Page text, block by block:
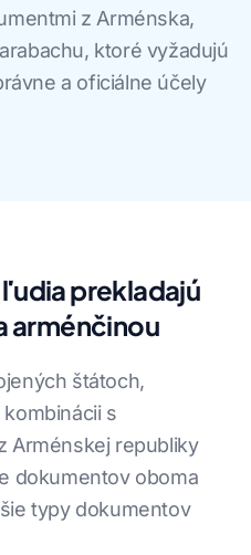
z Arménska,
ktoré vyžadujú
a oficiálne účely
prekladajú
arménčinou
štátoch,
s
Arménskej republiky
dokumentov oboma
typy dokumentov